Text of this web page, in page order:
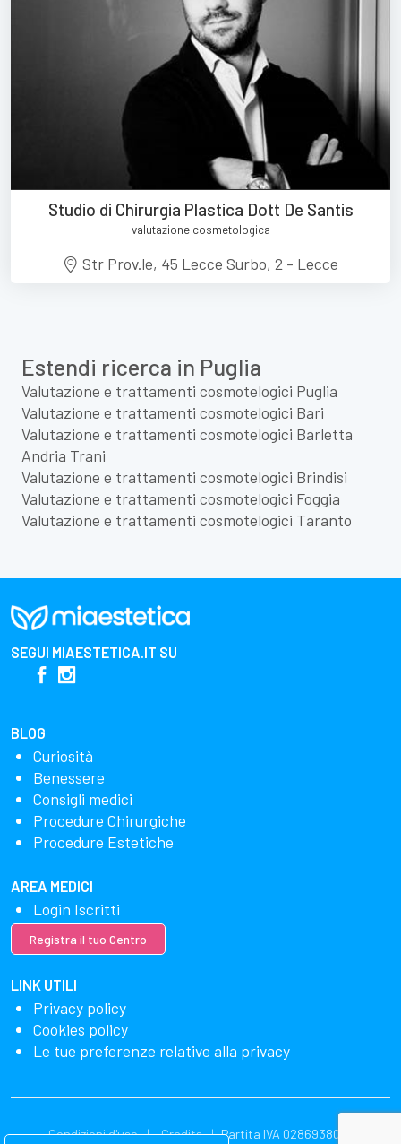
Studio di Chirurgia Plastica Dott De Santis
valutazione cosmetologica
Str Prov.le, 45 Lecce Surbo, 2 - Lecce
Estendi ricerca in Puglia
Valutazione e trattamenti cosmotelogici Puglia
Valutazione e trattamenti cosmotelogici Bari
Valutazione e trattamenti cosmotelogici Barletta
Andria Trani
Valutazione e trattamenti cosmotelogici Brindisi
Valutazione e trattamenti cosmotelogici Foggia
Valutazione e trattamenti cosmotelogici Taranto
SEGUI MIAESTETICA.IT SU
BLOG
Curiosità
Benessere
Consigli medici
Procedure Chirurgiche
Procedure Estetiche
AREA MEDICI
Login Iscritti
Registra il tuo Centro
LINK UTILI
Privacy policy
Cookies policy
Le tue preferenze relative alla privacy
Condizioni d'uso Credits Partita IVA 02869380549